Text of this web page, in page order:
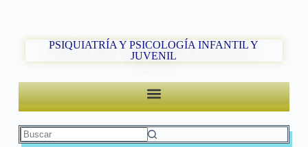
PSIQUIATRÍA Y PSICOLOGÍA INFANTIL Y
JUVENIL